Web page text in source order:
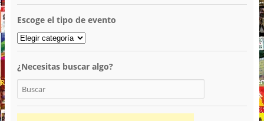
Escoge el tipo de evento
¿Necesitas buscar algo?